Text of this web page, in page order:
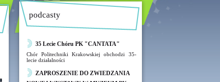
podcasty
35 Lecie Chóru PK "CANTATA"
Chór Politechniki Krakowskiej obchodzi 35-
lecie działalności
ZAPROSZENIE DO ZWIEDZANIA